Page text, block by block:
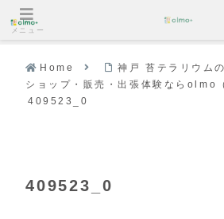
Home
神戸 苔テラリウム
ショップ・販売・出張体験ならolmo
409523_0
409523_0
メニュー